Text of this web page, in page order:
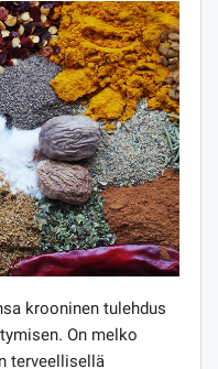
krooninen tulehdus
On melko
terveellisellä